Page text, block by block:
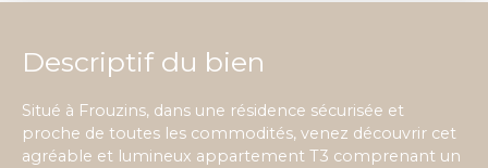
Descriptif du bien
Situé à Frouzins, dans une résidence sécurisée et
proche de toutes les commodités, venez découvrir cet
agréable et lumineux appartement T3 comprenant un